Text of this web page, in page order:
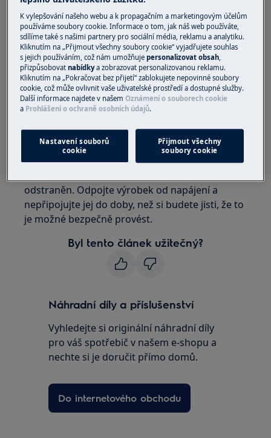
Rozlišení:
1. Obraťte se na autorizované servisní
středisko.
Chcete-li vyměnit osvětlení, doručujeme vám si
vyžádat návštěvu servisního technika.
Upozornění:Výměna vnitřního světla může
neprovedete správně.
Upozornění:Nedoporučujeme používat
odstraněn. Odpojte výrobek od napájení a
nepřipojujte jej do doby, než si budete jisti, že to
je možné bezpečně provést.
Byl tento článek užitečný?
Náhradní díly a příslušenství
Vyhledejte si originální náhradní díly
pro váš spotřebič v našem e-shopu a
nechte si je doručit přímo domů.
Do internetového obchodu
K vylepšování našeho webu a k propagačním a marketingovým účelům
používáme soubory cookie. Informace o tom, jak náš web používáte,
sdílíme také s našimi partnery pro sociální média, reklamu a analytiku.
Kliknutím na „Přijmout všechny soubory cookie“ vyjadřujete souhlas
s jejich používáním, což nám umožňujepersonalizovat obsah,
přizpůsobovatnabídkya zobrazovat personalizovanou reklamu.
Kliknutím na „Pokračovat bez přijetí“ zablokujete nepovinné soubory
cookie, což může ovlivnit vaše uživatelské prostředí a dostupné služby.
Další informace najdete v našemOznámení o souborech cookie
a Prohlášení o ochraně osobních údajů.
Nastavení souborů
cookie
Přijmout všechny
soubory cookie